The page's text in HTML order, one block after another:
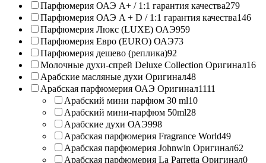
Парфюмерия ОАЭ A+ / 1:1 гарантия качества279
Парфюмерия ОАЭ A + D / 1:1 гарантия качества146
Парфюмерия Люкс (LUXE) ОАЭ959
Парфюмерия Евро (EURO) ОАЭ73
Парфюмерия дешево (реплика)92
Молочные духи-спрей Deluxe Collection Оригинал16
Арабские масляные духи Оригинал48
Арабская парфюмерия ОАЭ Оригинал1111
Арабский мини парфюм 30 ml10
Арабский мини-парфюм 50ml28
Арабские духи ОАЭ998
Арабская парфюмерия Fragrance World49
Арабская парфюмерия Johnwin Оригинал62
Арабская парфюмерия La Parretta Оригинал0